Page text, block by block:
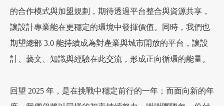
的合作模式與加盟規劃，期待透過平台整合與資源共享，
讓設計專業能在更穩定的環境中發揮價值。同時，我們也
期望總部 3.0 能持續成為對產業與城市開放的平台，讓設
計、藝文、知識與經驗在此交流，形成正向循環的能量。
回望 2025 年，是在挑戰中穩定前行的一年；而面向新的年